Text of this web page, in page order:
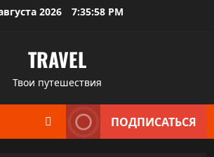
2026 7:36:00 PM
TRAVEL
Твои путешествия
ПОДПИСАТЬСЯ